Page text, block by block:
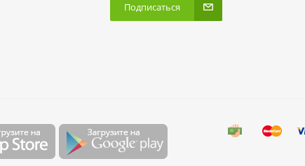
Подписаться